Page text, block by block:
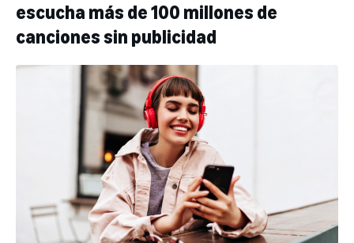
escucha más de 100 millones de
canciones sin publicidad